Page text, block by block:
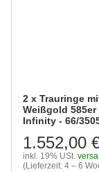
2 x Trauringe
Weißgold
Infinity - 66/
1.552,00
inkl. 19% USt.
(Lieferzeit: 4 – 6